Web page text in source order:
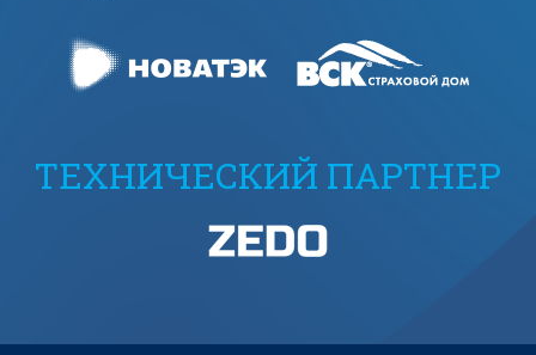
ТЕХНИЧЕСКИЙ ПАРТНЕР